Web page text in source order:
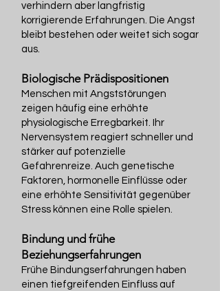
verhindern aber langfristig
korrigierende Erfahrungen. Die Angst
bleibt bestehen oder weitet sich sogar
aus.
Biologische Prädispositionen
Menschen mit Angststörungen
zeigen häufig eine erhöhte
physiologische Erregbarkeit. Ihr
Nervensystem reagiert schneller und
stärker auf potenzielle
Gefahrenreize. Auch genetische
Faktoren, hormonelle Einflüsse oder
eine erhöhte Sensitivität gegenüber
Stress können eine Rolle spielen.
Bindung und frühe
Beziehungserfahrungen
Frühe Bindungserfahrungen haben
einen tiefgreifenden Einfluss auf